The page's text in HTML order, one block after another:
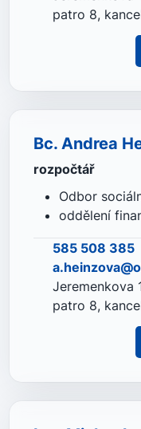
patro 8,
Bc. Andrea
rozpočtář
Odbor
oddělení
585 508 385
Jeremenkova
patro 8,